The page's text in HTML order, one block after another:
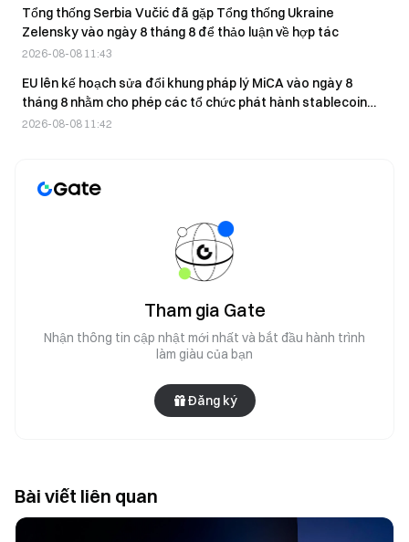
Tổng thống Serbia Vučić đã gặp Tổng thống Ukraine
Zelensky vào ngày 8 tháng 8 để thảo luận về hợp tác
2026-08-08 11:43
EU lên kế hoạch sửa đổi khung pháp lý MiCA vào ngày 8
tháng 8 nhằm cho phép các tổ chức phát hành stablecoin
ngoài EU hoạt động.
2026-08-08 11:42
Tham gia Gate
Nhận thông tin cập nhật mới nhất và bắt đầu hành trình
làm giàu của bạn
Đăng ký
Bài viết liên quan